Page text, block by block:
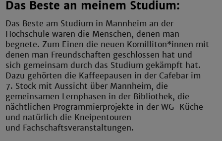
Das Beste an meinem Studium:
Das Beste am Studium in Mannheim an der
Hochschule waren die Menschen, denen man
begnete. Zum Einen die neuen Komilliton*innen mit
denen man Freundschaften geschlossen hat und
sich gemeinsam durch das Studium gekämpft hat.
Dazu gehörten die Kaffeepausen in der Cafebar im
7. Stock mit Aussicht über Mannheim, die
gemeinsamen Lernphasen in der Bibliothek, die
nächtlichen Programmierprojekte in der WG-Küche
und natürlich die Kneipentouren
und Fachschaftsveranstaltungen.